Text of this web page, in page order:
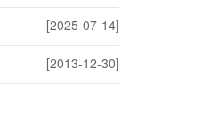
[2025-07-14]
[2013-12-30]